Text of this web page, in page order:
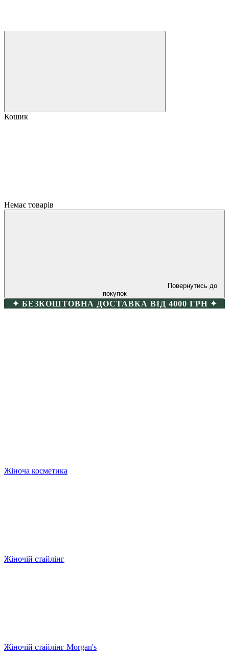
Кошик
Немає товарів
Повернутись до
покупок
✦ БЕЗКОШТОВНА ДОСТАВКА ВІД 4000 ГРН ✦
Жіноча косметика
Жіночій стайлінг
Жіночій стайлінг Morgan's